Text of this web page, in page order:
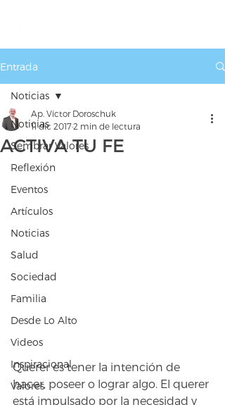
Entrada
Noticias
Sembrar Valores
Reflexión
Eventos
Artículos
Noticias
Salud
Sociedad
Familia
Desde Lo Alto
Videos
Inspiracional
Valores
Noticias
ACTIVA TU FE
Ap. Víctor Doroschuk
11 dic 20172 min de lectura
Querer es tener la intención de
hacer, poseer o lograr algo. El querer
está impulsado por la necesidad y